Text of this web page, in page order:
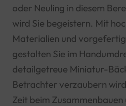
oder Neuling in diesem
wird Sie begeistern. Mit
Materialien und
gestalten Sie im
detailgetreue Miniatur-
Betrachter verzaubern
Zeit beim Zusammenbauen